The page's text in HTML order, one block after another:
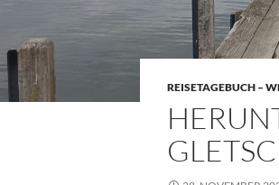
REISETAGEBUCH –